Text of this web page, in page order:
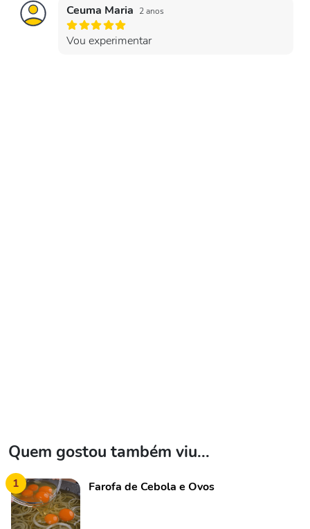
Ceuma Maria 2 anos
Vou experimentar
Quem gostou também viu...
1 Farofa de Cebola e Ovos